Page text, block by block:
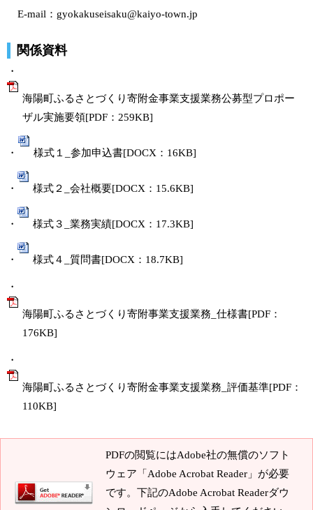
E-mail：gyokakuseisaku@kaiyo-town.jp
関係資料
・
海陽町ふるさとづくり寄附金事業支援業務公募型プロポー
ザル実施要領[PDF：259KB]
・ 様式１_参加申込書[DOCX：16KB]
・ 様式２_会社概要[DOCX：15.6KB]
・ 様式３_業務実績[DOCX：17.3KB]
・ 様式４_質問書[DOCX：18.7KB]
・
海陽町ふるさとづくり寄附事業支援業務_仕様書[PDF：
176KB]
・
海陽町ふるさとづくり寄附金事業支援業務_評価基準[PDF：
110KB]
PDFの閲覧にはAdobe社の無償のソフト
ウェア「Adobe Acrobat Reader」が必要
です。下記のAdobe Acrobat Readerダウ